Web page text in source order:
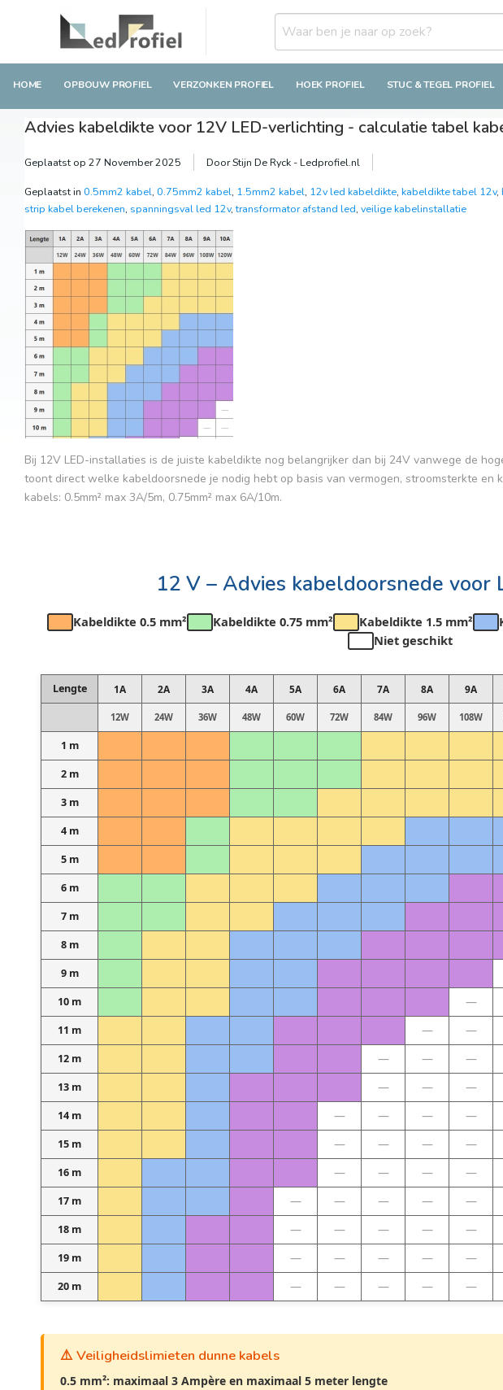
HOME OPBOUW PROFIEL VERZONKEN PROFIEL HOEK PROFIEL STUC & TEGEL PROFIEL
Advies kabeldikte voor 12V LED-verlichting - calculatie tabel
Geplaatst op 27 November 2025 Door Stijn De Ryck - Ledprofiel.nl
Geplaatst in 0.5mm2 kabel, 0.75mm2 kabel, 1.5mm2 kabel, 12v led kabeldikte, kabeldikte tabel 12v,
strip kabel berekenen, spanningsval led 12v,transformator afstand led, veilige kabelinstallatie
Bij 12V LED-installaties is de juiste kabeldikte nog belangrijker dan bij 24V vanwege de
toont direct welke kabeldoorsnede je nodig hebt op basis van vermogen, stroomsterkte en
kabels: 0.5mm² max 3A/5m, 0.75mm² max 6A/10m.
12 V – Advies kabeldoorsnede voor
Kabeldikte 0.5 mm² Kabeldikte 0.75 mm² Kabeldikte 1.5 mm²
Niet geschikt
Lengte 1A 2A 3A 4A 5A 6A 7A 8A 9A
12W 24W 36W 48W 60W 72W 84W 96W 108W
1 m
2 m
3 m
4 m
5 m
6 m
7 m
8 m
9 m
10 m —
11 m — —
12 m — — —
13 m — — —
14 m — — — —
15 m — — — —
16 m — — — —
17 m — — — — —
18 m — — — — —
19 m — — — — —
20 m — — — — —
⚠️ Veiligheidslimieten dunne kabels
0.5 mm²: maximaal 3 Ampère en maximaal 5 meter lengte